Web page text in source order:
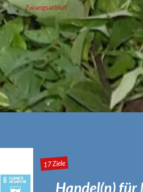
Zwangsarbeit
17 Ziele
Handel(n)